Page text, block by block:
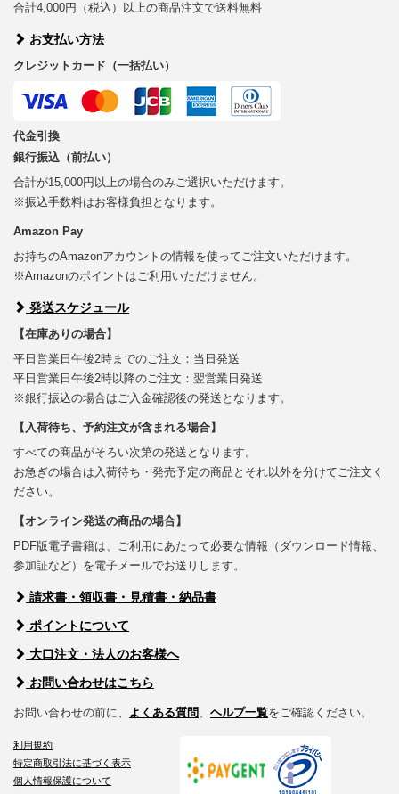
合計4,000円（税込）以上の商品注文で送料無料
お支払い方法
クレジットカード（一括払い）
代金引換
銀行振込（前払い）
合計が15,000円以上の場合のみご選択いただけます。
※振込手数料はお客様負担となります。
Amazon Pay
お持ちのAmazonアカウントの情報を使ってご注文いただけます。
※Amazonのポイントはご利用いただけません。
発送スケジュール
【在庫ありの場合】
平日営業日午後2時までのご注文：当日発送
平日営業日午後2時以降のご注文：翌営業日発送
※銀行振込の場合はご入金確認後の発送となります。
【入荷待ち、予約注文が含まれる場合】
すべての商品がそろい次第の発送となります。
お急ぎの場合は入荷待ち・発売予定の商品とそれ以外を分けてご注文く
ださい。
【オンライン発送の商品の場合】
PDF版電子書籍は、ご利用にあたって必要な情報（ダウンロード情報、
参加証など）を電子メールでお送りします。
請求書・領収書・見積書・納品書
ポイントについて
大口注文・法人のお客様へ
お問い合わせはこちら
お問い合わせの前に、 よくある質問、 ヘルプ一覧をご確認ください。
利用規約
特定商取引法に基づく表示
個人情報保護について